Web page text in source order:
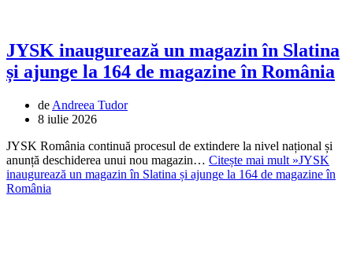
JYSK inaugurează un magazin în Slatina
și ajunge la 164 de magazine în România
de Andreea Tudor
8 iulie 2026
JYSK România continuă procesul de extindere la nivel național și
anunță deschiderea unui nou magazin… Citește mai mult »JYSK
inaugurează un magazin în Slatina și ajunge la 164 de magazine în
România